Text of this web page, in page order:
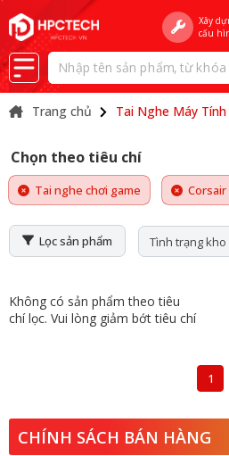
Xây
cấu
Trang chủ Tai Nghe Máy Tính
Chọn theo tiêu chí
Tai nghe chơi game Corsair
Lọc sản phẩm Tình trạng
Không có sản phẩm theo tiêu
chí lọc. Vui lòng giảm bớt tiêu chí
1
CHÍNH SÁCH BÁN HÀNG